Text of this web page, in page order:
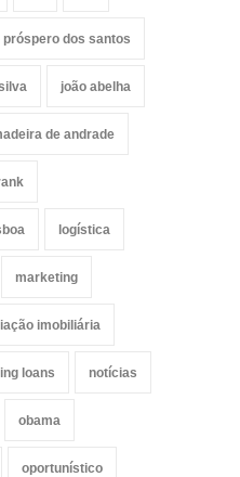
próspero dos santos
joão abelha
de andrade
logística
marketing
imobiliária
loans notícias
obama
oportunístico